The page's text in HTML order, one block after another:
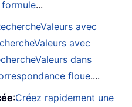
...
avec
avec
dans
floue....
:Créez rapidement une